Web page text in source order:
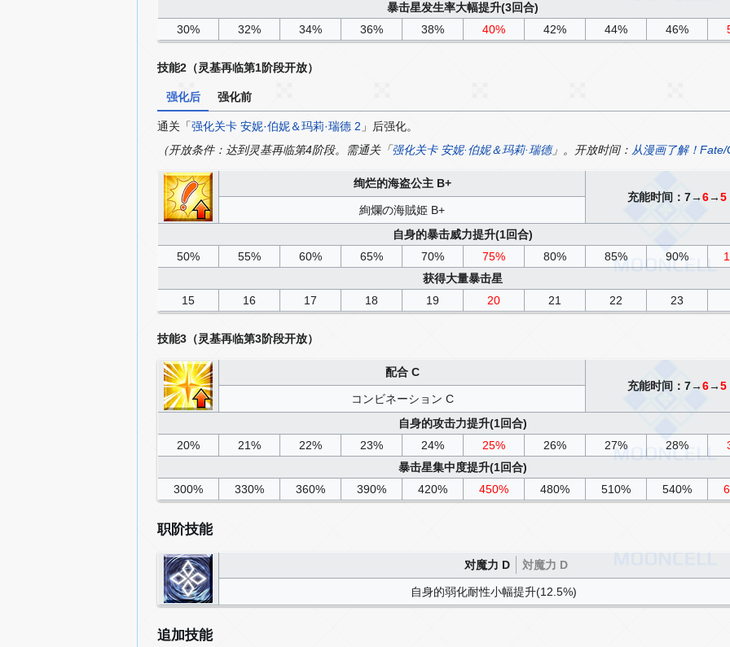
暴击星发生率大幅提升(3回合)
30%
32% 34% 36% 38% 40% 42% 44% 46%
技能2（灵基再临第1阶段开放）
强化后 强化前
通关「强化关卡 安妮·伯妮＆玛莉·瑞德 2 」后强化。
（开放条件：达到灵基再临第4阶段。需通关「强化关卡 安妮·伯妮＆玛莉·瑞德」。开放时间： 从漫画了解！
绚烂的海盗公主 B+
充能时间：7→6→5
絢爛の海賊姫 B+
自身的暴击威力提升(1回合)
50%
55% 60% 65% 70% 75% 80% 85% 90%
获得大量暴击星
15
16 17 18 19 20 21 22 23
技能3（灵基再临第3阶段开放）
配合 C
充能时间：7→6→5
コンビネーション C
自身的攻击力提升(1回合)
20%
21% 22% 23% 24% 25% 26% 27% 28%
暴击星集中度提升(1回合)
300%
330% 360% 390% 420% 450% 480% 510% 540%
职阶技能
对魔力 D 対魔力 D
自身的弱化耐性小幅提升(12.5%)
追加技能